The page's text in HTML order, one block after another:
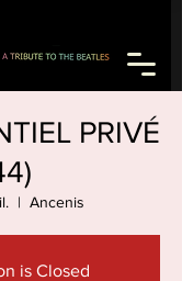
PRIVÉ
  |
Ancenis
is Closed